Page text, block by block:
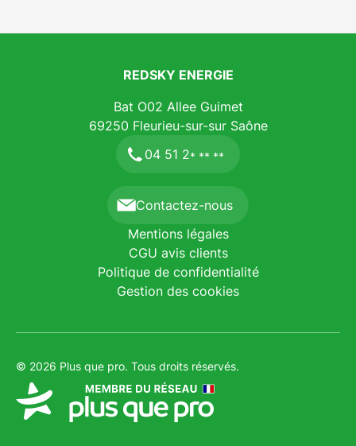
REDSKY ENERGIE
Bat O02 Allee Guimet
69250 Fleurieu-sur-sur Saône
04 51 2* ** **
Contactez-nous
Mentions légales
CGU avis clients
Politique de confidentialité
Gestion des cookies
© 2026 Plus que pro. Tous droits réservés.